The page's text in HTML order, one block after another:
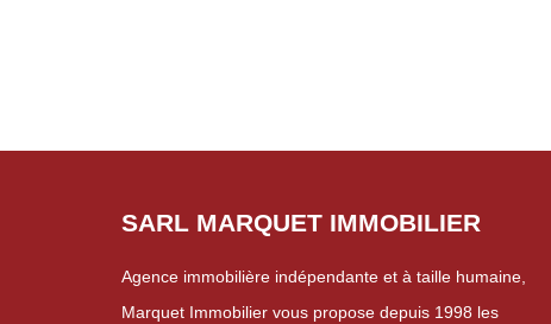
SARL MARQUET IMMOBILIER
Agence immobilière indépendante et à taille humaine,
Marquet Immobilier vous propose depuis 1998 les